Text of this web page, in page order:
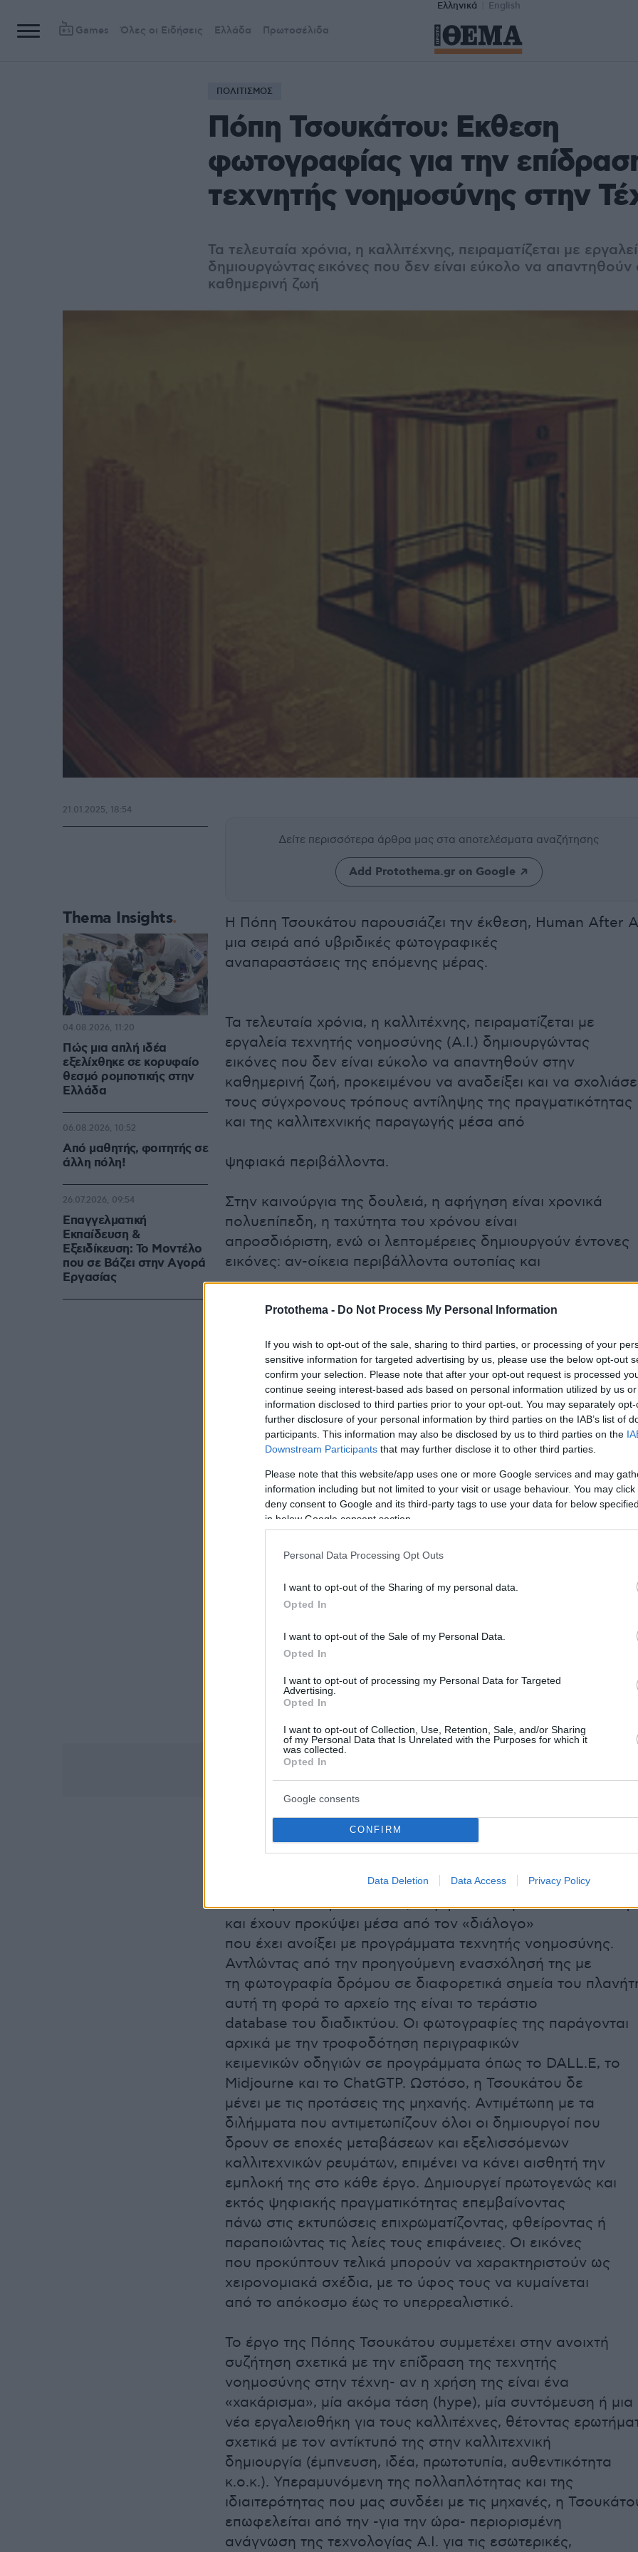
Protothema - Do Not Process My Personal Information
If you wish to opt-out of the sale, sharing to third parties, or processing of your
sensitive information for targeted advertising by us, please use the below opt-out
confirm your selection. Please note that after your opt-out request is processed
continue seeing interest-based ads based on personal information utilized by us
information disclosed to third parties prior to your opt-out. You may separately
further disclosure of your personal information by third parties on the IAB’s list of
participants. This information may also be disclosed by us to third parties on the
Downstream Participants that may further disclose it to other third parties.
Please note that this website/app uses one or more Google services and may
information including but not limited to your visit or usage behaviour. You may
deny consent to Google and its third-party tags to use your data for below
in below Google consent section.
Personal Data Processing Opt Outs
I want to opt-out of the Sharing of my personal data.
Opted In
I want to opt-out of the Sale of my Personal Data.
Opted In
I want to opt-out of processing my Personal Data for Targeted
Advertising.
Opted In
I want to opt-out of Collection, Use, Retention, Sale, and/or Sharing
of my Personal Data that Is Unrelated with the Purposes for which it
was collected.
Opted In
Google consents
CONFIRM
Data Deletion Data Access Privacy Policy
Ελληνικά English
Games Όλες οι Ειδήσεις Ελλάδα Πρωτοσέλιδα
ΠΟΛΙΤΙΣΜΟΣ
Πόπη Τσουκάτου: Εκθεση
φωτογραφίας για την
τεχνητής νοημοσύνης στην
Τα τελευταία χρόνια, η καλλιτέχνης, πειραματίζεται με
δημιουργώντας εικόνες που δεν είναι εύκολο να απαντηθούν
καθημερινή ζωή
Δείτε περισσότερα άρθρα μας στα αποτελέσματα αναζήτησης
Add Protothema.gr on Google
Η Πόπη Τσουκάτου παρουσιάζει την έκθεση, Human After
μια σειρά από υβριδικές φωτογραφικές
αναπαραστάσεις της επόμενης μέρας.
Τα τελευταία χρόνια, η καλλιτέχνης, πειραματίζεται με
εργαλεία τεχνητής νοημοσύνης (A.I.) δημιουργώντας
εικόνες που δεν είναι εύκολο να απαντηθούν στην
καθημερινή ζωή, προκειμένου να αναδείξει και να
τους σύγχρονους τρόπους αντίληψης της πραγματικότητας
και της καλλιτεχνικής παραγωγής μέσα από
ψηφιακά περιβάλλοντα.
Στην καινούργια της δουλειά, η αφήγηση είναι χρονικά
πολυεπίπεδη, η ταχύτητα του χρόνου είναι
απροσδιόριστη, ενώ οι λεπτομέρειες δημιουργούν έντονες
εικόνες: αν-οίκεια περιβάλλοντα ουτοπίας και
δυστοπίας, ένα αύριο στο οποίο τα έξυπνα κτίρια
σαν παρωχημένα αρχιτεκτονήματα και κάτοικοι
τρέχουν σαν «μαγικά άβαταρ» προς άγνωστη κατεύθυνση,
άλλοτε στέκουν ακίνητοι, ακατάστατοι,
εγκλωβισμένοι, συναισθηματικοί και υπερβολικά
εξελίξει σειράς φωτογραφιών, οι οποίες απεικονίζουν
ταυτόχρονα παρελθοντικά, σύγχρονα και μελλοντικά
και έχουν προκύψει μέσα από τον «διάλογο»
που έχει ανοίξει με προγράμματα τεχνητής νοημοσύνης.
Αντλώντας από την προηγούμενη ενασχόλησή της με
τη φωτογραφία δρόμου σε διαφορετικά σημεία του
αυτή τη φορά το αρχείο της είναι το τεράστιο
database του διαδικτύου. Οι φωτογραφίες της παράγονται
αρχικά με την τροφοδότηση περιγραφικών
κειμενικών οδηγιών σε προγράμματα όπως το DALL.E, το
Midjourne και το ChatGTP. Ωστόσο, η Τσουκάτου δε
μένει με τις προτάσεις της μηχανής. Αντιμέτωπη με τα
διλήμματα που αντιμετωπίζουν όλοι οι δημιουργοί που
δρουν σε εποχές μεταβάσεων και εξελισσόμενων
καλλιτεχνικών ρευμάτων, επιμένει να κάνει αισθητή την
εμπλοκή της στο κάθε έργο. Δημιουργεί πρωτογενώς και
εκτός ψηφιακής πραγματικότητας επεμβαίνοντας
πάνω στις εκτυπώσεις επιχρωματίζοντας, φθείροντας ή
παραποιώντας τις λείες τους επιφάνειες. Οι εικόνες
που προκύπτουν τελικά μπορούν να χαρακτηριστούν ως
χειρονομιακά σχέδια, με το ύφος τους να κυμαίνεται
από το απόκοσμο έως το υπερρεαλιστικό.
Το έργο της Πόπης Τσουκάτου συμμετέχει στην ανοιχτή
συζήτηση σχετικά με την επίδραση της τεχνητής
νοημοσύνης στην τέχνη- αν η χρήση της είναι ένα
«χακάρισμα», μία ακόμα τάση (hype), μία συντόμευση ή μια
νέα εργαλειοθήκη για τους καλλιτέχνες, θέτοντας
σχετικά με τον αντίκτυπό της στην καλλιτεχνική
δημιουργία (έμπνευση, ιδέα, πρωτοτυπία, αυθεντικότητα
κ.ο.κ.). Υπεραμυνόμενη της πολλαπλότητας και της
ιδιαιτερότητας που μας συνδέει με τις μηχανές, η
επωφελείται από την -για την ώρα- περιορισμένη
ανάγνωση της τεχνολογίας A.I. για τις εσωτερικές,
21.01.2025, 18:54
Thema Insights
Πώς μια απλή ιδέα
εξελίχθηκε σε κορυφαίο
θεσμό ρομποτικής στην
Ελλάδα
04.08.2026, 11:20
Από μαθητής, φοιτητής σε
άλλη πόλη!
06.08.2026, 10:52
Επαγγελματική
Εκπαίδευση &
Εξειδίκευση: Το Mοντέλο
που σε Bάζει στην Aγορά
Eργασίας
26.07.2026, 09:54